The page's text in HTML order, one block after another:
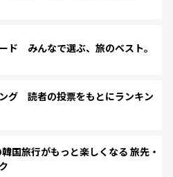
ド みんなで選ぶ、旅のベスト。
グ 読者の投票をもとにランキン
国旅行がもっと楽しくなる 旅先・